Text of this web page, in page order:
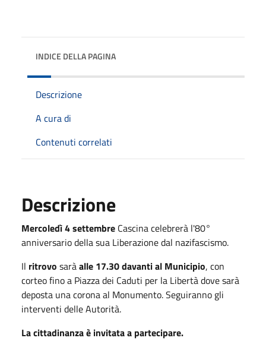
INDICE DELLA PAGINA
Descrizione
A cura di
Contenuti correlati
Descrizione
Mercoledì 4 settembre Cascina celebrerà l'80°
anniversario della sua Liberazione dal nazifascismo.
Il ritrovo saràalle 17.30 davanti al Municipio, con
corteo fino a Piazza dei Caduti per la Libertà dove sarà
deposta una corona al Monumento. Seguiranno gli
interventi delle Autorità.
La cittadinanza è invitata a partecipare.